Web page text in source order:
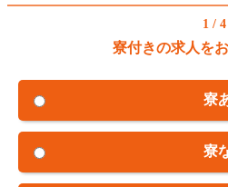
1 / 4
寮付きの求人を
寮
寮